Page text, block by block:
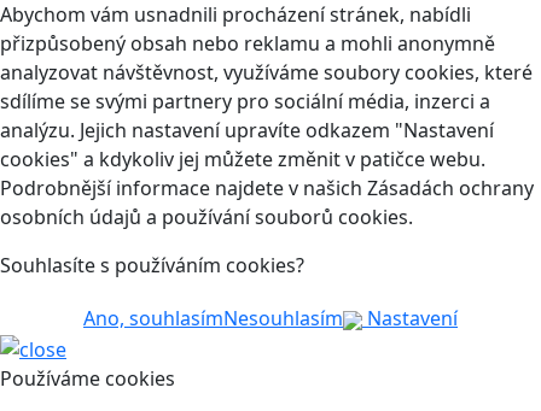
Abychom vám usnadnili procházení stránek, nabídli
přizpůsobený obsah nebo reklamu a mohli anonymně
analyzovat návštěvnost, využíváme soubory cookies, které
sdílíme se svými partnery pro sociální média, inzerci a
analýzu. Jejich nastavení upravíte odkazem "Nastavení
cookies" a kdykoliv jej můžete změnit v patičce webu.
Podrobnější informace najdete v našich Zásadách ochrany
osobních údajů a používání souborů cookies.
Souhlasíte s používáním cookies?
Ano, souhlasímNesouhlasím Nastavení
Používáme cookies